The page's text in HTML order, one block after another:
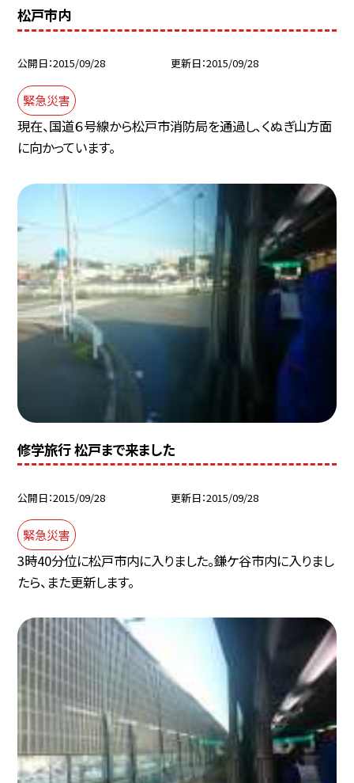
松戸市内
公開日 2015/09/28 更新日 2015/09/28
緊急災害
現在、国道６号線から松戸市消防局を通過し、くぬぎ山方面
に向かっています。
修学旅行 松戸まで来ました
公開日 2015/09/28 更新日 2015/09/28
緊急災害
3時40分位に松戸市内に入りました。鎌ケ谷市内に入りまし
たら、また更新します。